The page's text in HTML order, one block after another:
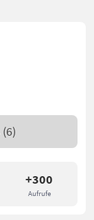
+300
Aufrufe
(6)